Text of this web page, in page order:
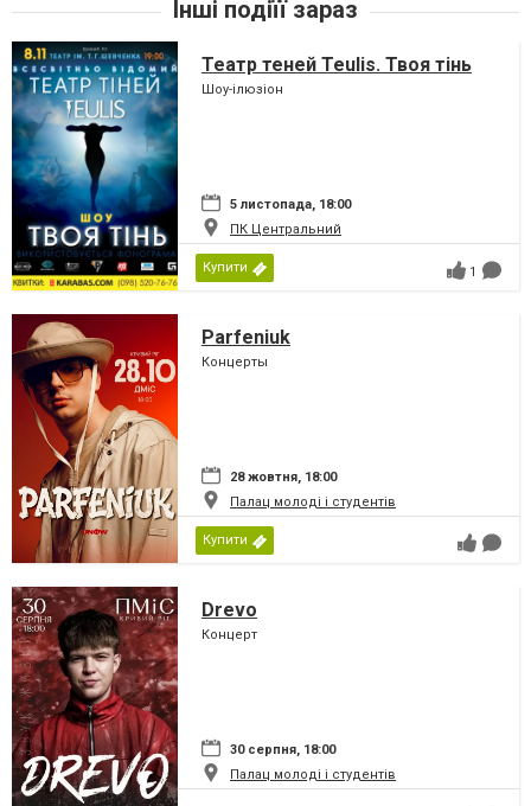
Інші подіїї зараз
Театр теней Teulis. Твоя тінь
Шоу-ілюзіон
5 листопада, 18:00
ПК Центральний
Купити 1
Parfeniuk
Концерты
28 жовтня, 18:00
Палац молоді і студентів
Купити
Drevo
Концерт
30 серпня, 18:00
Палац молоді і студентів